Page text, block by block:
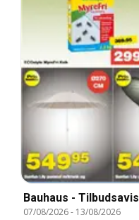
Bauhaus - Tilbudsavis
07/08/2026- 13/08/2026